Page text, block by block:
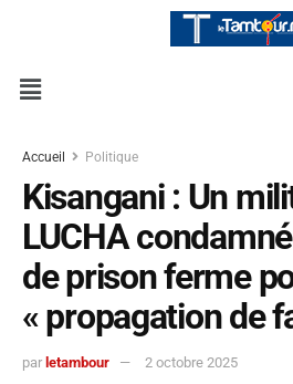
Accueil Politique
Kisangani : Un
LUCHA
de prison ferme
« propagation de
par letambour 2 octobre 2025